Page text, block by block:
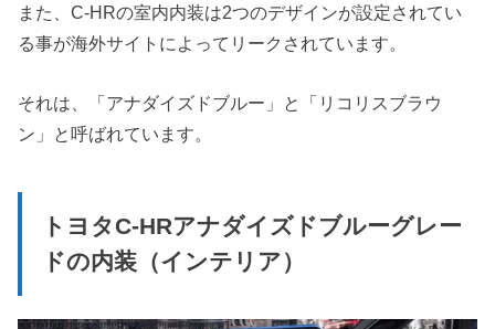
また、C-HRの室内内装は2つのデザインが設定されてい
る事が海外サイトによってリークされています。
それは、「アナダイズドブルー」と「リコリスブラウ
ン」と呼ばれています。
トヨタC-HRアナダイズドブルーグレー
ドの内装（インテリア）